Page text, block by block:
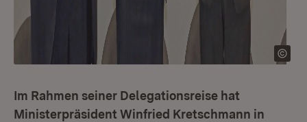
Im Rahmen seiner Delegationsreise hat
Ministerpräsident Winfried Kretschmann in